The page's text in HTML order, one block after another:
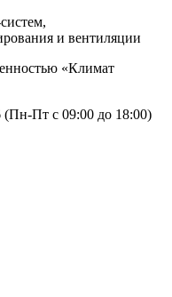
и вентиляции
«Климат
(Пн-Пт с 09:00 до 18:00)